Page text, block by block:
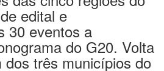
edital e
30 eventos a
do G20. Volta
dos três municípios do